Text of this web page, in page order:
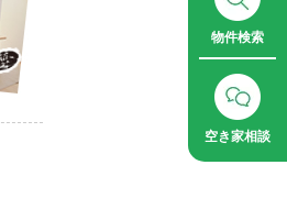
物件検索
空き家相談